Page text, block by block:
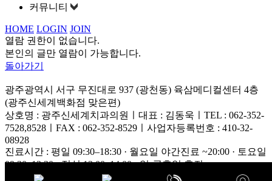
커뮤니티
HOME LOGIN JOIN
열람 권한이 없습니다.
본인의 글만 열람이 가능합니다.
돌아가기
광주광역시 서구 무진대로 937 (광천동) 육삼메디컬센터 4층
(광주신세계백화점 맞은편)
상호명 : 광주신세계치과의원ㅣ대표 : 김동욱ㅣTEL : 062-352-
7528,8528ㅣFAX : 062-352-8529ㅣ사업자등록번호 : 410-32-
08928
진료시간 : 평일 09:30–18:30 · 월요일 야간진료 ~20:00 · 토요일
09:30–13:30 · 점심 13:00–14:00 · 일·공휴일 휴진
Copyright© 2020 Gwangju Shinsegae Dental Clinic. ALL RIGHTS